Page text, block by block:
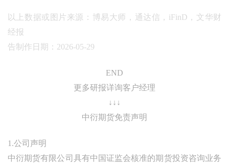
以上数据或图片来源：博易大师，通达信，iFinD，文华财
经报
告制作日期：2026-05-29
END
更多研报详询客户经理
↓↓↓
中衍期货免责声明
1.公司声明
中衍期货有限公司具有中国证监会核准的期货投资咨询业务